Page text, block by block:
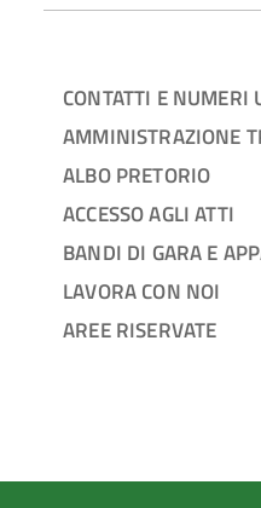
CONTATTI E NUMERI
AMMINISTRAZIONE
ALBO PRETORIO
ACCESSO AGLI ATTI
BANDI DI GARA E
LAVORA CON NOI
AREE RISERVATE